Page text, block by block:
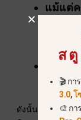
แม้แต่ค
ตรวจ
ดิจิทัล.
ดังนั้น ผู้ใช้ ต้องก
ส
🎬 กา
3.0,โ
🎨 กา